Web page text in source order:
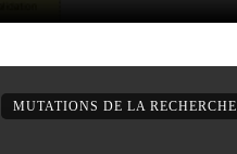
MUTATIONS DE LA RECHERCHE